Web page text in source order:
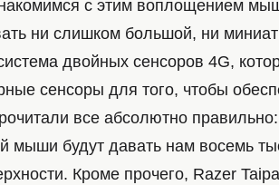
с этим воплощением
ни слишком большой, ни
двойных сенсоров 4G,
сенсоры для того, чтобы
все абсолютно
мыши будут давать нам восемь
Кроме прочего, Razer